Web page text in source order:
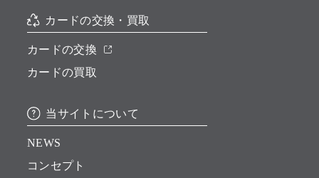
カードの交換・買取
カードの交換
カードの買取
当サイトについて
NEWS
コンセプト